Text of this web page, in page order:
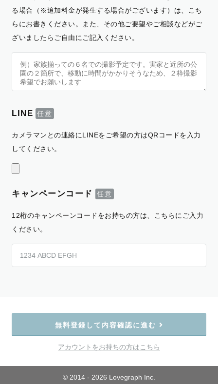
る場合（※追加料金が発生する場合がございます）は、こち
らにお書きください。また、その他ご要望やご相談などがご
ざいましたらご自由にご記入ください。
LINE
カメラマンとの連絡にLINEをご希望の方はQRコードを入力
してください。
キャンペーンコード
12桁のキャンペーンコードをお持ちの方は、こちらにご入力
ください。
無料登録して内容確認に進む
アカウントをお持ちの方はこちら
© 2014 - 2026 Lovegraph Inc.